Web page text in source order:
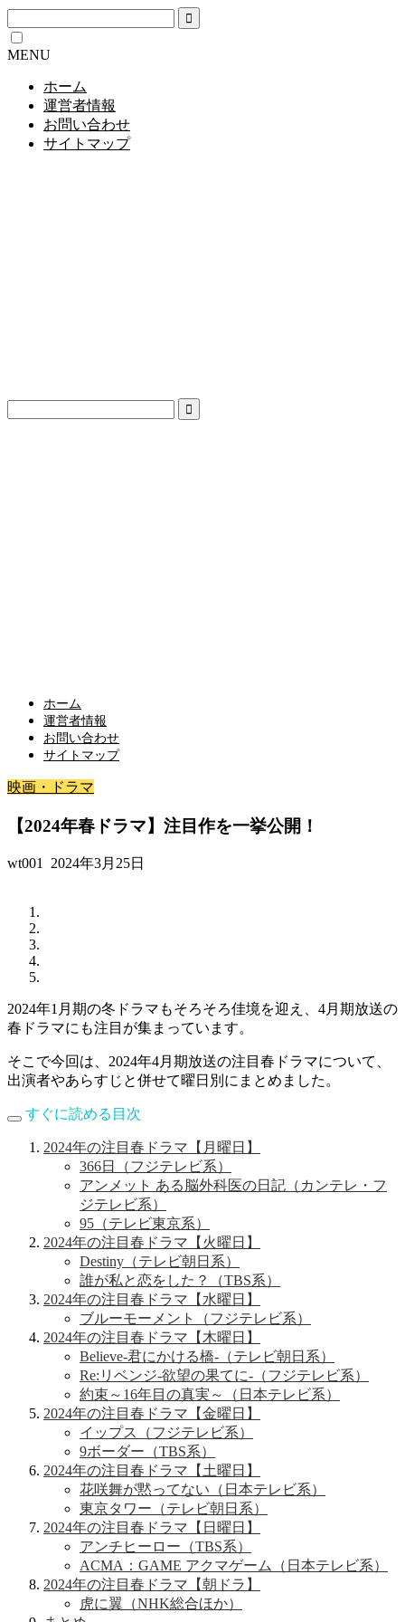
MENU
ホーム
運営者情報
お問い合わせ
サイトマップ
ホーム
運営者情報
お問い合わせ
サイトマップ
映画・ドラマ
【2024年春ドラマ】注目作を一挙公開！
wt001 2024年3月25日
2024年1月期の冬ドラマもそろそろ佳境を迎え、4月期放送の
春ドラマにも注目が集まっています。
そこで今回は、2024年4月期放送の注目春ドラマについて、
出演者やあらすじと併せて曜日別にまとめました。
すぐに読める目次
2024年の注目春ドラマ【月曜日】
366日（フジテレビ系）
アンメット ある脳外科医の日記（カンテレ・フ
ジテレビ系）
95（テレビ東京系）
2024年の注目春ドラマ【火曜日】
Destiny（テレビ朝日系）
誰が私と恋をした？（TBS系）
2024年の注目春ドラマ【水曜日】
ブルーモーメント（フジテレビ系）
2024年の注目春ドラマ【木曜日】
Believe-君にかける橋-（テレビ朝日系）
Re:リベンジ-欲望の果てに-（フジテレビ系）
約束～16年目の真実～（日本テレビ系）
2024年の注目春ドラマ【金曜日】
イップス（フジテレビ系）
9ボーダー（TBS系）
2024年の注目春ドラマ【土曜日】
花咲舞が黙ってない（日本テレビ系）
東京タワー（テレビ朝日系）
2024年の注目春ドラマ【日曜日】
アンチヒーロー（TBS系）
ACMA：GAME アクマゲーム（日本テレビ系）
2024年の注目春ドラマ【朝ドラ】
虎に翼（NHK総合ほか）